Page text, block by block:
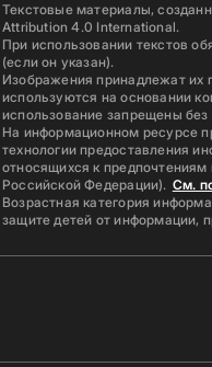
Текстовые материалы,
Attribution 4.0 International.
При использовании текстов
(если он указан).
Изображения принадлежат их
используются на основании
использование запрещены
На информационном ресурсе
технологии предоставления
относящихся к предпочтениям
Российской Федерации). См.
Возрастная категория
защите детей от информации,